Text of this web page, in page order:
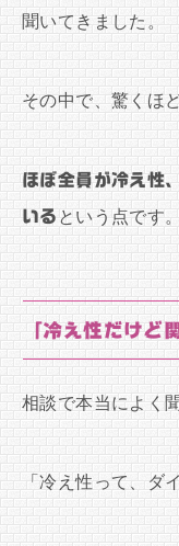
聞いてきました。
その中で、驚くほ
ほぼ全員が冷え性
いる という点です。
「冷え性だけど
相談で本当によく
「冷え性って、ダ